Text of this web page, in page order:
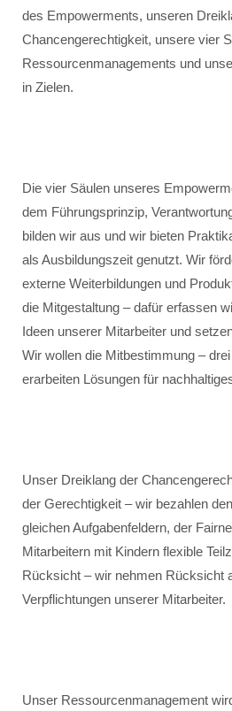
des Empowerments, unseren
Chancengerechtigkeit, unsere vier
Ressourcenmanagements und
in Zielen.
Die vier Säulen unseres
dem Führungsprinzip,
bilden wir aus und wir bieten
als Ausbildungszeit genutzt. Wir
externe Weiterbildungen und
die Mitgestaltung – dafür erfassen
Ideen unserer Mitarbeiter und
Wir wollen die Mitbestimmung –
erarbeiten Lösungen für
Unser Dreiklang der
der Gerechtigkeit – wir bezahlen
gleichen Aufgabenfeldern, der
Mitarbeitern mit Kindern flexible
Rücksicht – wir nehmen Rücksicht
Verpflichtungen unserer Mitarbeiter.
Unser Ressourcenmanagement